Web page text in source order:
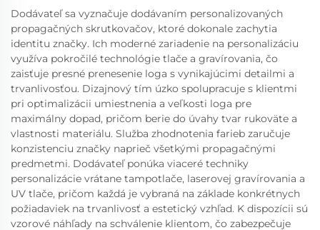
Dodávateľ sa vyznačuje dodávaním personalizovaných
propagačných skrutkovačov, ktoré dokonale zachytia
identitu značky. Ich moderné zariadenie na personalizáciu
využíva pokročilé technológie tlače a gravírovania, čo
zaisťuje presné prenesenie loga s vynikajúcimi detailmi a
trvanlivosťou. Dizajnový tím úzko spolupracuje s klientmi
pri optimalizácii umiestnenia a veľkosti loga pre
maximálny dopad, pričom berie do úvahy tvar rukoväte a
vlastnosti materiálu. Služba zhodnotenia farieb zaručuje
konzistenciu značky naprieč všetkými propagačnými
predmetmi. Dodávateľ ponúka viaceré techniky
personalizácie vrátane tampotlače, laserovej gravírovania a
UV tlače, pričom každá je vybraná na základe konkrétnych
požiadaviek na trvanlivosť a estetický vzhľad. K dispozícii sú
vzorové náhľady na schválenie klientom, čo zabezpečuje